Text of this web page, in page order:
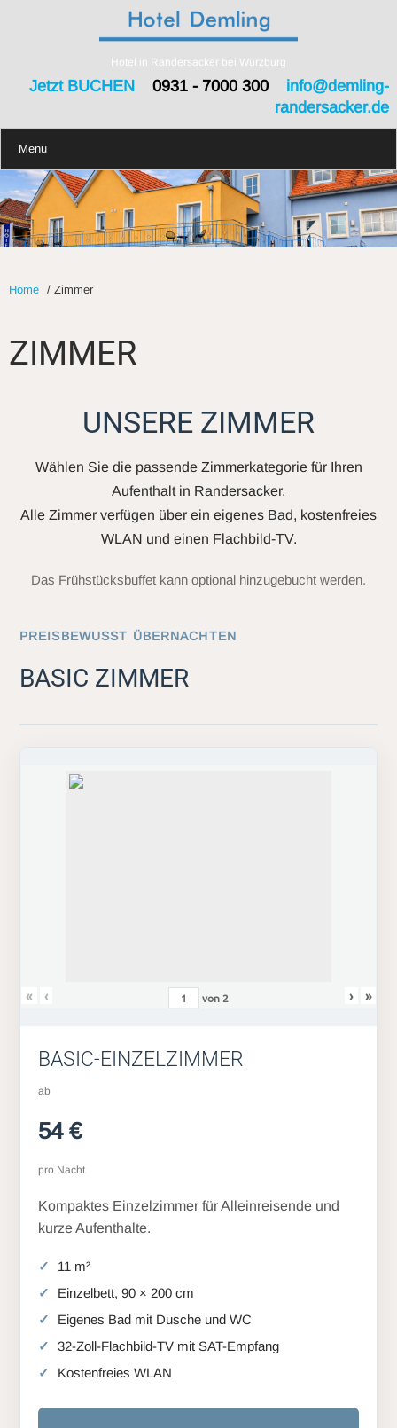
Hotel in Randersacker bei Würzburg
Jetzt BUCHEN0931 - 7000 300 info@demling-
randersacker.de
Menu
Home / Zimmer
ZIMMER
UNSERE ZIMMER
Wählen Sie die passende Zimmerkategorie für Ihren
Aufenthalt in Randersacker.
Alle Zimmer verfügen über ein eigenes Bad, kostenfreies
WLAN und einen Flachbild-TV.
Das Frühstücksbuffet kann optional hinzugebucht werden.
PREISBEWUSST ÜBERNACHTEN
BASIC ZIMMER
« ‹ von 2 › »
BASIC-EINZELZIMMER
ab
54 €
pro Nacht
Kompaktes Einzelzimmer für Alleinreisende und
kurze Aufenthalte.
11 m²
Einzelbett, 90 × 200 cm
Eigenes Bad mit Dusche und WC
32-Zoll-Flachbild-TV mit SAT-Empfang
Kostenfreies WLAN